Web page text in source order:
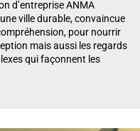
d’entreprise ANMA
ville durable, convaincue
pour nourrir
mais aussi les regards
qui façonnent les